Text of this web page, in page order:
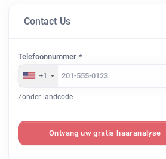
Contact Us
Telefoonnummer *
+1
Zonder landcode
Ontvang uw gratis haaranalyse